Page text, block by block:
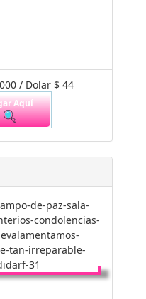
/ Dolar $ 44
Aquí